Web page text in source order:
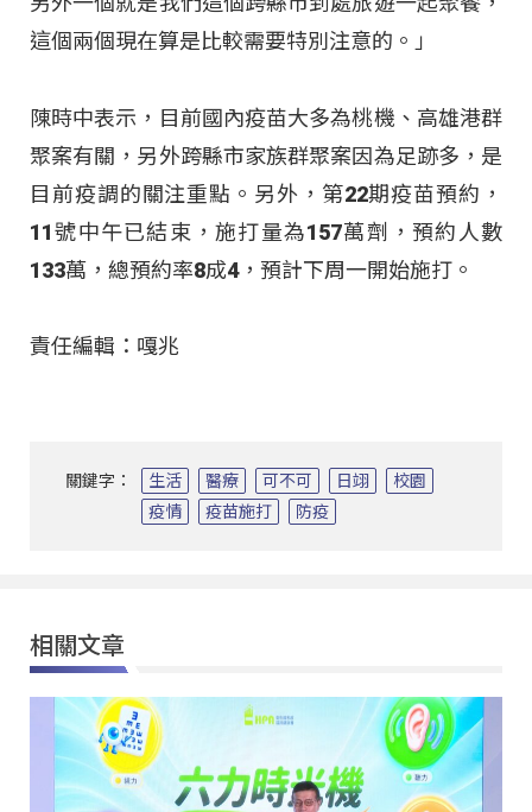
這個兩個現在算是比較需要特別注意的。」
陳時中表示，目前國內疫苗大多為桃機、高雄港群
聚案有關，另外跨縣市家族群聚案因為足跡多，是
目前疫調的關注重點。另外，第22期疫苗預約，
11號中午已結束，施打量為157萬劑，預約人數
133萬，總預約率8成4，預計下周一開始施打。
責任編輯：嘎兆
關鍵字： 生活 醫療 可不可 日翊
校園
疫情
疫苗施打 防疫
相關文章